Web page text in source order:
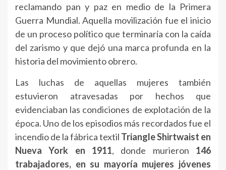
reclamando pan y paz en medio de la Primera
Guerra Mundial. Aquella movilización fue el inicio
de un proceso político que terminaría con la caída
del zarismo y que dejó una marca profunda en la
historia del movimiento obrero.
Las luchas de aquellas mujeres también
estuvieron atravesadas por hechos que
evidenciaban las condiciones de explotación de la
época. Uno de los episodios más recordados fue el
incendio de la fábrica textil Triangle Shirtwaist en
Nueva York en 1911, donde murieron 146
trabajadores, en su mayoría mujeres jóvenes